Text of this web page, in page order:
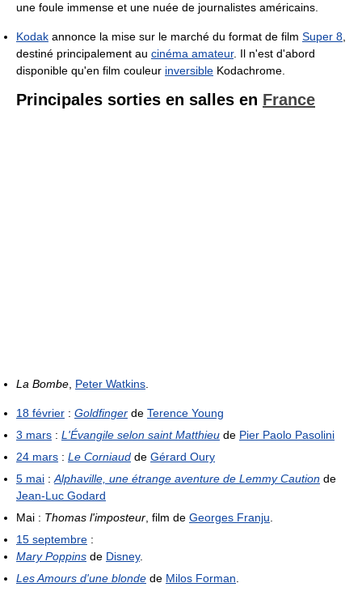
une foule immense et une nuée de journalistes américains.
Kodak annonce la mise sur le marché du format de film Super 8
destiné principalement au cinéma amateur. Il n'est d'abord
disponible qu'en film couleur inversible Kodachrome.
Principales sorties en salles en France
La Bombe Peter Watkins
18 février : Goldfinger de Terence Young
3 mars : L'Évangile selon saint Matthieu de Pier Paolo Pasolini
24 mars : Le Corniaud de Gérard Oury
5 mai : Alphaville, une étrange aventure de Lemmy Caution de
Jean-Luc Godard
Mai : Thomas l'imposteur , film de Georges Franju
15 septembre :
Mary Poppins de Disney.
Les Amours d'une blonde de Milos Forman